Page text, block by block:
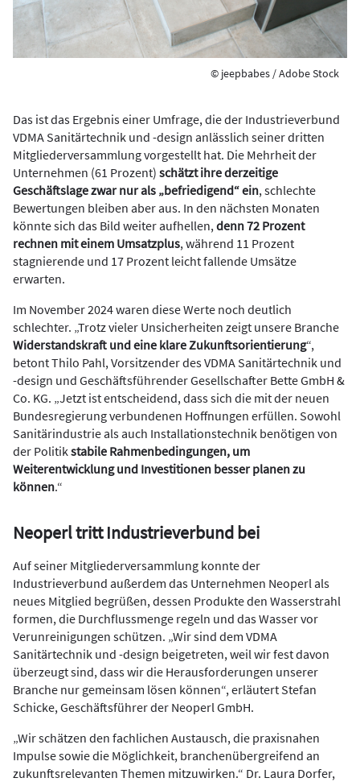
© jeepbabes / Adobe Stock
Das ist das Ergebnis einer Umfrage, die der Industrieverbund
VDMA Sanitärtechnik und -design anlässlich seiner dritten
Mitgliederversammlung vorgestellt hat. Die Mehrheit der
Unternehmen (61 Prozent) schätzt ihre derzeitige
Geschäftslage zwar nur als „befriedigend“ ein, schlechte
Bewertungen bleiben aber aus. In den nächsten Monaten
könnte sich das Bild weiter aufhellen,denn 72 Prozent
rechnen mit einem Umsatzplus, während 11 Prozent
stagnierende und 17 Prozent leicht fallende Umsätze
erwarten.
Im November 2024 waren diese Werte noch deutlich
schlechter. „Trotz vieler Unsicherheiten zeigt unsere Branche
Widerstandskraft und eine klare Zukunftsorientierung“,
betont Thilo Pahl, Vorsitzender des VDMA Sanitärtechnik und
-design und Geschäftsführender Gesellschafter Bette GmbH &
Co. KG. „Jetzt ist entscheidend, dass sich die mit der neuen
Bundesregierung verbundenen Hoffnungen erfüllen. Sowohl
Sanitärindustrie als auch Installationstechnik benötigen von
der Politikstabile Rahmenbedingungen, um
Weiterentwicklung und Investitionen besser planen zu
können.“
Neoperl tritt Industrieverbund bei
Auf seiner Mitgliederversammlung konnte der
Industrieverbund außerdem das Unternehmen Neoperl als
neues Mitglied begrüßen, dessen Produkte den Wasserstrahl
formen, die Durchflussmenge regeln und das Wasser vor
Verunreinigungen schützen. „Wir sind dem VDMA
Sanitärtechnik und -design beigetreten, weil wir fest davon
überzeugt sind, dass wir die Herausforderungen unserer
Branche nur gemeinsam lösen können“, erläutert Stefan
Schicke, Geschäftsführer der Neoperl GmbH.
„Wir schätzen den fachlichen Austausch, die praxisnahen
Impulse sowie die Möglichkeit, branchenübergreifend an
zukunftsrelevanten Themen mitzuwirken.“ Dr. Laura Dorfer,